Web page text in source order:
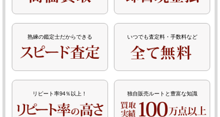
熟練の鑑定士だからできる いつでも査定料・手数料など
リピート率94％以上！ 独自販売ルートと豊富な知識